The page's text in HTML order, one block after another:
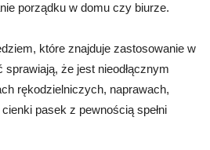
porządku w domu czy biurze.
które znajduje zastosowanie w
że jest nieodłącznym
rękodzielniczych, naprawach,
pasek z pewnością spełni